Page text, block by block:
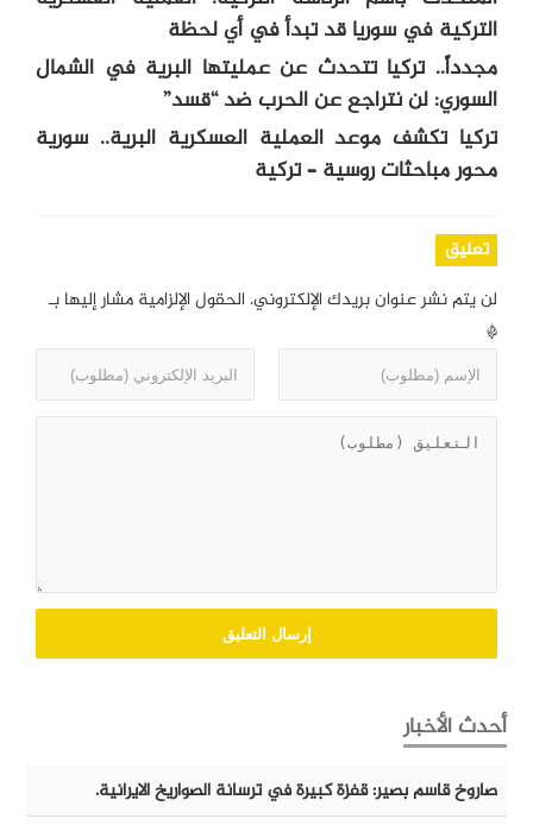
التركية في سوريا قد تبدأ في أي لحظة
مجدداً.. تركيا تتحدث عن عمليتها البرية في الشمال
السوري: لن نتراجع عن الحرب ضد “قسد”
تركيا تكشف موعد العملية العسكرية البرية.. سورية
محور مباحثات روسية – تركية
تعليق
لن يتم نشر عنوان بريدك الإلكتروني. الحقول الإلزامية مشار إليها بـ
*
أحدث الأخبار
صاروخ قاسم بصير: قفزة كبيرة في ترسانة الصواريخ الايرانية.